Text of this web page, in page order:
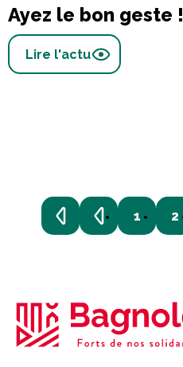
Ayez le bon geste !
Lire l'actu
1 2